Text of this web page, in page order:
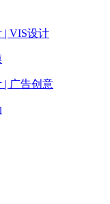
| VIS设计
| 广告创意